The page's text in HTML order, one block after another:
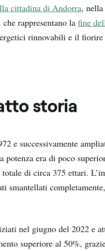
cittadina di Andorra,
rappresentano lafine
rinnovabili e il
storia
e successivamente
potenza era di poco
di circa 375 ettari.
smantellati
nel giugno del 2022 e
superiore al 50%,